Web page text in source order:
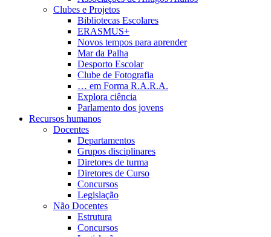
Clubes e Projetos
Bibliotecas Escolares
ERASMUS+
Novos tempos para aprender
Mar da Palha
Desporto Escolar
Clube de Fotografia
… em Forma R.A.R.A.
Explora ciência
Parlamento dos jovens
Recursos humanos
Docentes
Departamentos
Grupos disciplinares
Diretores de turma
Diretores de Curso
Concursos
Legislação
Não Docentes
Estrutura
Concursos